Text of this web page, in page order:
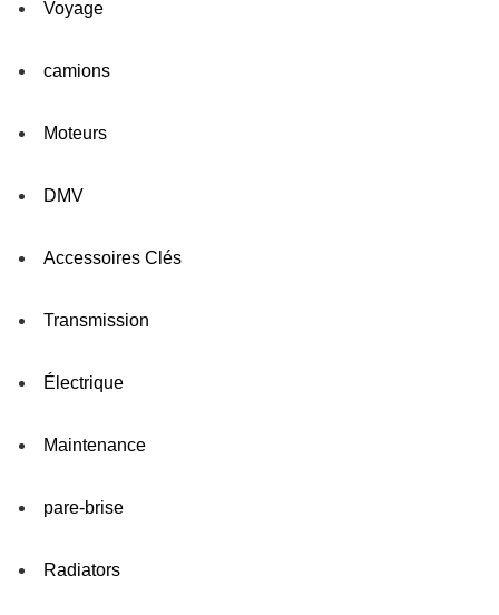
Voyage
camions
Moteurs
DMV
Accessoires Clés
Transmission
Électrique
Maintenance
pare-brise
Radiators